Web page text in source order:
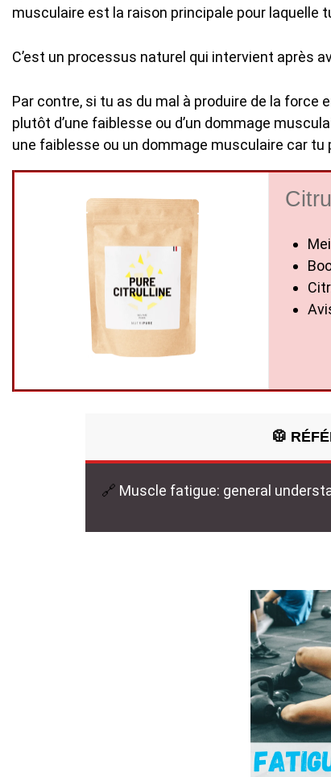
musculaire est la raison principale pour
C’est un processus naturel qui intervient après
Par contre, si tu as du mal à produire de la force
plutôt d’une faiblesse ou d’un dommage
une faiblesse ou un dommage musculaire car tu
🥼
🔗 Muscle fatigue: general